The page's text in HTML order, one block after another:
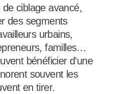
ciblage avancé,
des segments
urbains,
familles…
bénéficier d’une
souvent les
en tirer.